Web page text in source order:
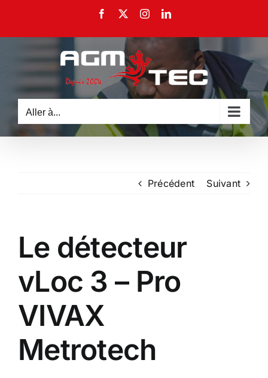
contenu
Facebook InstagramLinkedIn
Aller à...
Précédent Suivant
Le détecteur
vLoc 3 – Pro
VIVAX
Metrotech